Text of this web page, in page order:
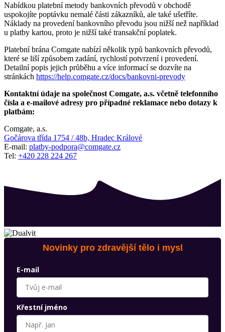
Nabídkou platební metody bankovních převodů v obchodě
uspokojíte poptávku nemalé části zákazníků, ale také ušetříte.
Náklady na provedení bankovního převodu jsou nižší než například
u platby kartou, proto je nižší také transakční poplatek.
Platební brána Comgate nabízí několik typů bankovních převodů,
které se liší způsobem zadání, rychlostí potvrzení i provedení.
Detailní popis jejich průběhu a více informací se dozvíte na
stránkách https://help.comgate.cz/docs/bankovni-prevody
Kontaktní údaje na společnost Comgate, a.s. včetně telefonního
čísla a e-mailové adresy pro případné reklamace nebo dotazy k
platbám:
Comgate, a.s.
Gočárova třída 1754 / 48b, Hradec Králové
E-mail: platby-podpora@comgate.cz
Tel: +420 228 224 267
Novinky pro zdravější tělo i mysl
E-mail
Křestní jméno